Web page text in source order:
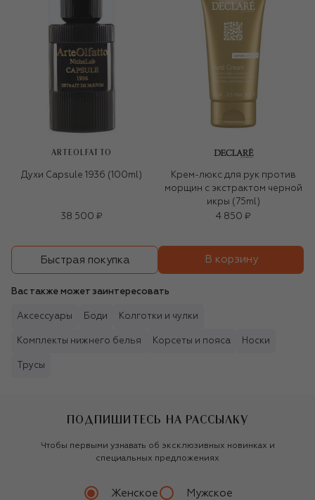
ARTEOLFATTO
Духи Capsule 1936 (100ml)
38 500 ₽
Крем-люкс для рук против
морщин с экстрактом черной
икры (75ml)
4 850 ₽
Быстрая покупка В корзину
Вас также может заинтересовать
Аксессуары Боди Колготки и чулки
Комплекты нижнего белья Корсеты и пояса Носки
Трусы
ПОДПИШИТЕСЬ НА РАССЫЛКУ
Чтобы первыми узнавать об эксклюзивных новинках и
специальных предложениях
Женское Мужское